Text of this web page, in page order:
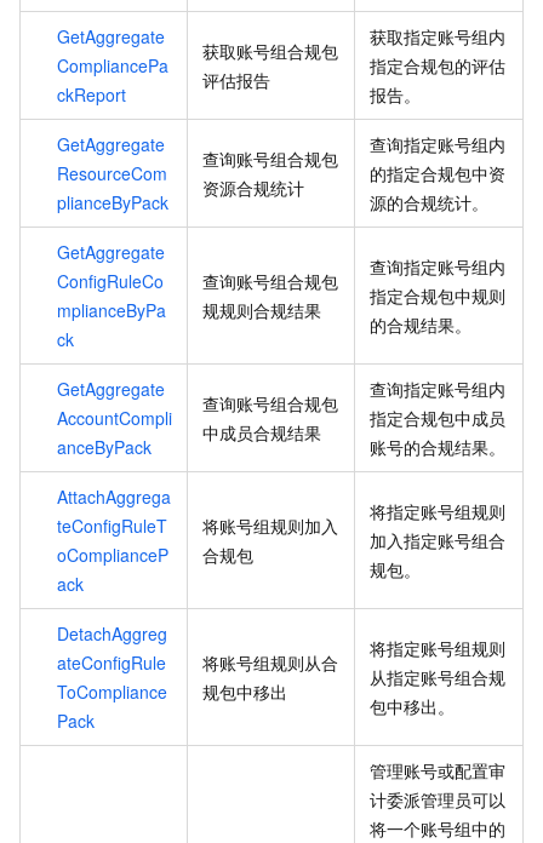
GetAggregate
CompliancePa
ckReport
获取账号组合规包
评估报告
获取指定账号组内
指定合规包的评估
报告。
GetAggregate
ResourceCom
plianceByPack
查询账号组合规包
资源合规统计
查询指定账号组内
的指定合规包中资
源的合规统计。
GetAggregate
ConfigRuleCo
mplianceByPa
ck
查询账号组合规包
规规则合规结果
查询指定账号组内
指定合规包中规则
的合规结果。
GetAggregate
AccountCompli
anceByPack
查询账号组合规包
中成员合规结果
查询指定账号组内
指定合规包中成员
账号的合规结果。
AttachAggrega
teConfigRuleT
oComplianceP
ack
将账号组规则加入
合规包
将指定账号组规则
加入指定账号组合
规包。
DetachAggreg
ateConfigRule
ToCompliance
Pack
将账号组规则从合
规包中移出
将指定账号组规则
从指定账号组合规
包中移出。
管理账号或配置审
计委派管理员可以
将一个账号组中的